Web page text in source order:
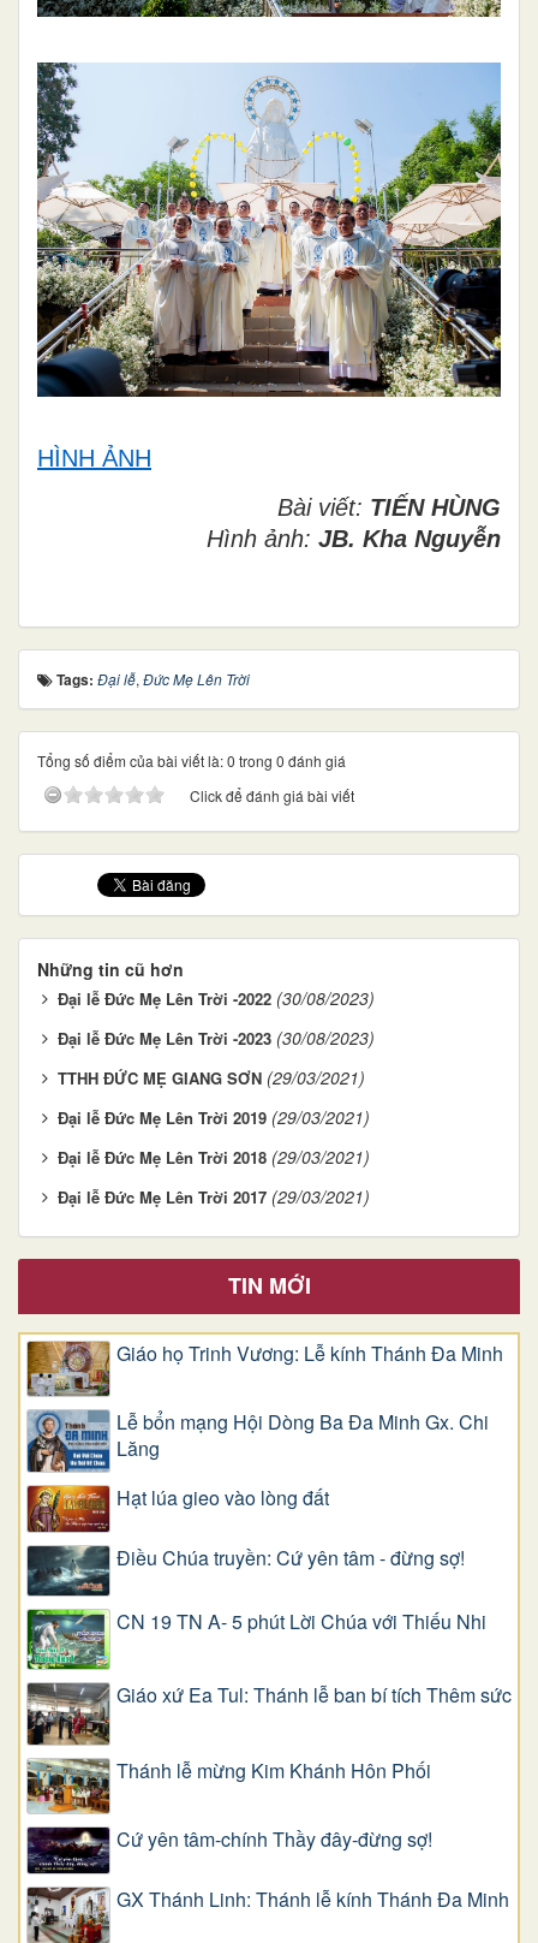
HÌNH ẢNH
Bài viết: TIẾN HÙNG
Hình ảnh: JB. Kha Nguyễn
Tags: Đại lễ, Đức Mẹ Lên Trời
Tổng số điểm của bài viết là: 0 trong 0 đánh giá
Click để đánh giá bài viết
Những tin cũ hơn
Đại lễ Đức Mẹ Lên Trời -2022 (30/08/2023)
Đại lễ Đức Mẹ Lên Trời -2023 (30/08/2023)
TTHH ĐỨC MẸ GIANG SƠN (29/03/2021)
Đại lễ Đức Mẹ Lên Trời 2019 (29/03/2021)
Đại lễ Đức Mẹ Lên Trời 2018 (29/03/2021)
Đại lễ Đức Mẹ Lên Trời 2017 (29/03/2021)
TIN MỚI
Giáo họ Trinh Vương: Lễ kính Thánh Đa Minh
Lễ bổn mạng Hội Dòng Ba Đa Minh Gx. Chi
Lăng
Hạt lúa gieo vào lòng đất
Điều Chúa truyền: Cứ yên tâm - đừng sợ!
CN 19 TN A- 5 phút Lời Chúa với Thiếu Nhi
Giáo xứ Ea Tul: Thánh lễ ban bí tích Thêm sức
Thánh lễ mừng Kim Khánh Hôn Phối
Cứ yên tâm-chính Thầy đây-đừng sợ!
GX Thánh Linh: Thánh lễ kính Thánh Đa Minh